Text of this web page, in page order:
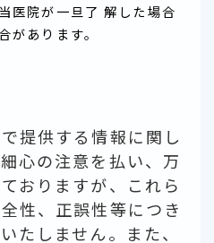
医院が一旦了 解した場合
があります。
提供する情報に関し
心の注意を払い、万
おりますが、これら
性、正誤性等につき
たしません。また、